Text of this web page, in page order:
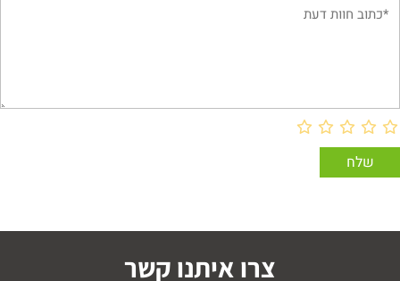
צרו איתנו קשר